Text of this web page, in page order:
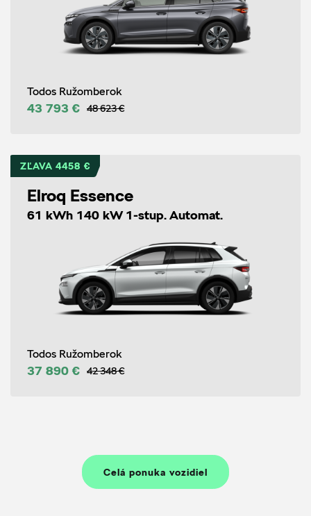
Todos Ružomberok
43 793 € 48 623 €
ZĽAVA 4458 €
Elroq Essence
61 kWh 140 kW 1-stup. Automat.
Todos Ružomberok
37 890 € 42 348 €
Celá ponuka vozidiel